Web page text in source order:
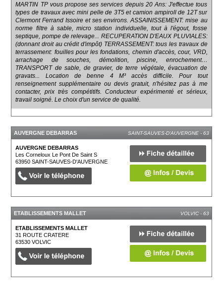
MARTIN TP vous propose ses services depuis 20 Ans: J'effectue tous
types de travaux avec mini pelle de 3T5 et camion ampiroll de 12T sur
Clermont Ferrand Issoire et ses environs. ASSAINISSEMENT: mise au
norme filtre à sable, micro station individuelle, tout à l'égout, fosse
septique, pompe de relevage... RECUPERATION D'EAUX PLUVIALES:
(donnant droit au crédit d'impôt) TERRASSEMENT: tous les travaux de
terrassement: fouilles pour les fondations, chemin d'accès, cour, VRD,
arrachage de souches, démolition, piscine, enrochement…
TRANSPORT de sable, de gravier, de terre végétale, évacuation de
gravats... Location de benne 4 M³ accès difficile. Pour tout
renseignement supplémentaire ou devis gratuit, n'hésitez pas à me
contacter, prix très compétitifs. Conducteur expérimenté et sérieux,
travail soigné. Le choix d'un service de qualité.
AUVERGNE DEBARRAS SAINT-SAUVES-D'AUVERGNE - 63
AUVERGNE DEBARRAS
Les Corneloux Le Pont De Saint S
63950SAINT-SAUVES-D'AUVERGNE
ETABLISSEMENTS MALLET VOLVIC - 63
ETABLISSEMENTS MALLET
31 ROUTE CRATERE
63530VOLVIC